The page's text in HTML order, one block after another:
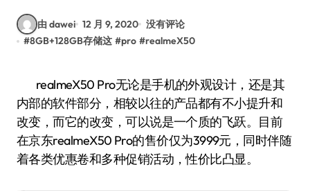
由 dawei 12 月 9, 2020 没有评论
#8GB+128GB存储这 #pro #realmeX50
realmeX50 Pro无论是手机的外观设计，还是其
内部的软件部分，相较以往的产品都有不小提升和
改变，而它的改变，可以说是一个质的飞跃。目前
在京东realmeX50 Pro的售价仅为3999元，同时伴随
着各类优惠卷和多种促销活动，性价比凸显。